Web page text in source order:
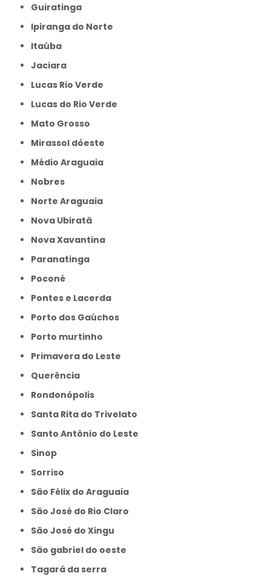
Guiratinga
Ipiranga do Norte
Itaúba
Jaciara
Lucas Rio Verde
Lucas do Rio Verde
Mato Grosso
Mirassol dóeste
Médio Araguaia
Nobres
Norte Araguaia
Nova Ubiratã
Nova Xavantina
Paranatinga
Poconé
Pontes e Lacerda
Porto dos Gaúchos
Porto murtinho
Primavera do Leste
Querência
Rondonópolis
Santa Rita do Trivelato
Santo Antônio do Leste
Sinop
Sorriso
São Félix do Araguaia
São José do Rio Claro
São José do Xingu
São gabriel do oeste
Tagará da serra